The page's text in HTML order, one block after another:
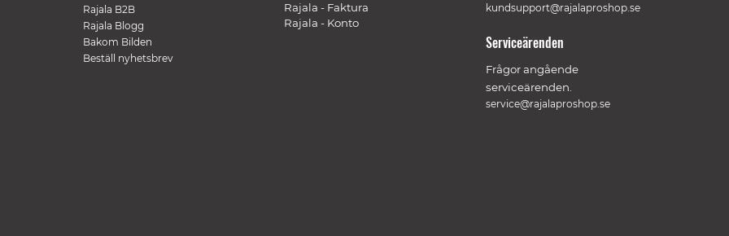
Rajala B2B
Rajala Blogg
Bakom Bilden
Beställ nyhetsbrev
Rajala - Faktura
Rajala - Konto
kundsupport@rajalaproshop.se
Serviceärenden
Frågor angående
serviceärenden.
service@rajalaproshop.se